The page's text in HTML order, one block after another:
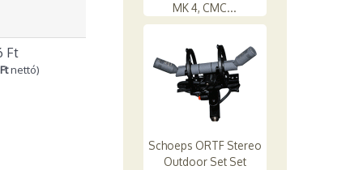
Ft
nettó)
MK 4, CMC...
Schoeps ORTF Stereo
Outdoor Set Set